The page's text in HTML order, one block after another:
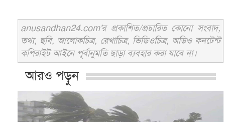
anusandhan24.com'র প্রকাশিত/প্রচারিত কোনো সংবাদ,
তথ্য, ছবি, আলোকচিত্র, রেখাচিত্র, ভিডিওচিত্র, অডিও কনটেন্ট
কপিরাইট আইনে পূর্বানুমতি ছাড়া ব্যবহার করা যাবে না।
আরও পড়ুন